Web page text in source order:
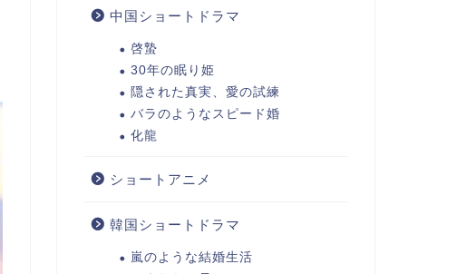
中国ショートドラマ
啓蟄
30年の眠り姫
隠された真実、愛の試練
バラのようなスピード婚
化龍
ショートアニメ
韓国ショートドラマ
嵐のような結婚生活